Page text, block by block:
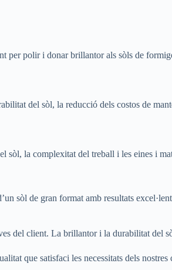
per polir i donar brillantor als sòls de
del sòl, la reducció dels costos de
la complexitat del treball i les eines i
sòl de gran format amb resultats
del client. La brillantor i la durabilitat del
que satisfaci les necessitats dels